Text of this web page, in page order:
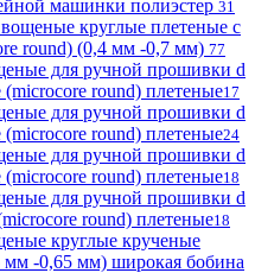
машинки полиэстер 31
круглые плетеные с
round) (0,4 мм -0,7 мм) 77
для ручной прошивки d
round) плетеные17
для ручной прошивки d
round) плетеные24
для ручной прошивки d
round) плетеные18
для ручной прошивки d
round) плетеные18
круглые крученые
мм -0,65 мм) широкая бобина